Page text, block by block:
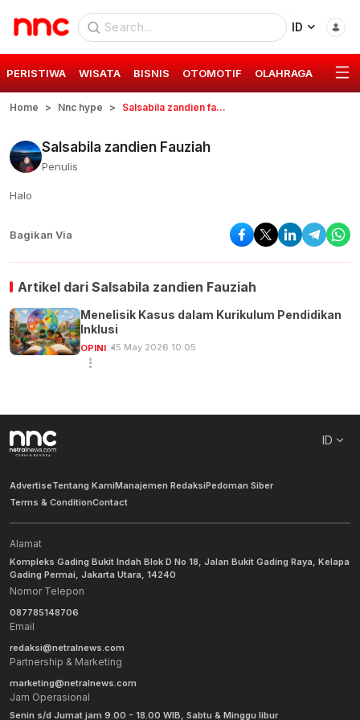
ID
PERISTIWA WISATA BISNIS OTOMOTIF OLAHRAGA GAYA
Home Nnc hype Salsabila zandien fauziah
Salsabila zandien Fauziah
Penulis
Halo
Bagikan Via
Artikel dari Salsabila zandien Fauziah
Menelisik Kasus dalam Kurikulum Pendidikan
Inklusi
OPINI 15 May 2026 10:05
ID
AdvertiseTentang KamiManajemen RedaksiPedoman Siber
Terms & ConditionContact
Alamat
Kompleks Gading Bukit Indah Blok D No 18, Jalan Bukit Gading Raya, Kelapa
Gading Permai, Jakarta Utara, 14240
Nomor Telepon
087785148706
Email
redaksi@netralnews.com
Partnership & Marketing
marketing@netralnews.com
Jam Operasional
Senin s/d Jumat jam 9.00 - 18.00 WIB, Sabtu & Minggu libur